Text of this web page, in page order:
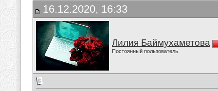
16.12.2020, 16:33
Лилия Баймухаметова
Постоянный пользователь